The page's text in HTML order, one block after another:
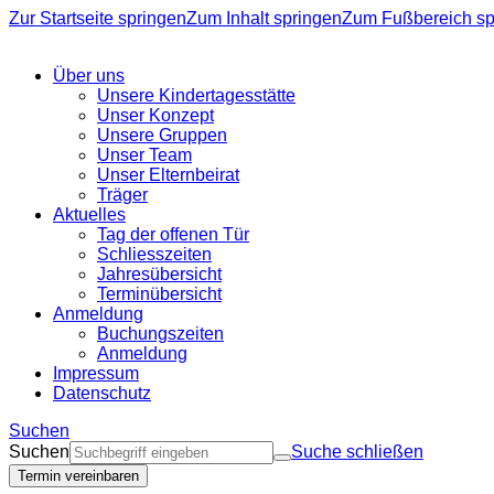
Zur Startseite springenZum Inhalt springenZum Fußbereich
Über uns
Unsere Kindertagesstätte
Unser Konzept
Unsere Gruppen
Unser Team
Unser Elternbeirat
Träger
Aktuelles
Tag der offenen Tür
Schliesszeiten
Jahresübersicht
Terminübersicht
Anmeldung
Buchungszeiten
Anmeldung
Impressum
Datenschutz
Suchen
Suchen
Suche schließen
Termin vereinbaren